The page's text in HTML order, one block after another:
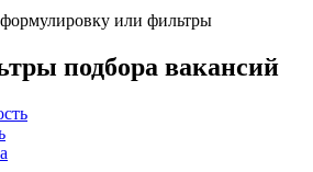
или фильтры
подбора вакансий